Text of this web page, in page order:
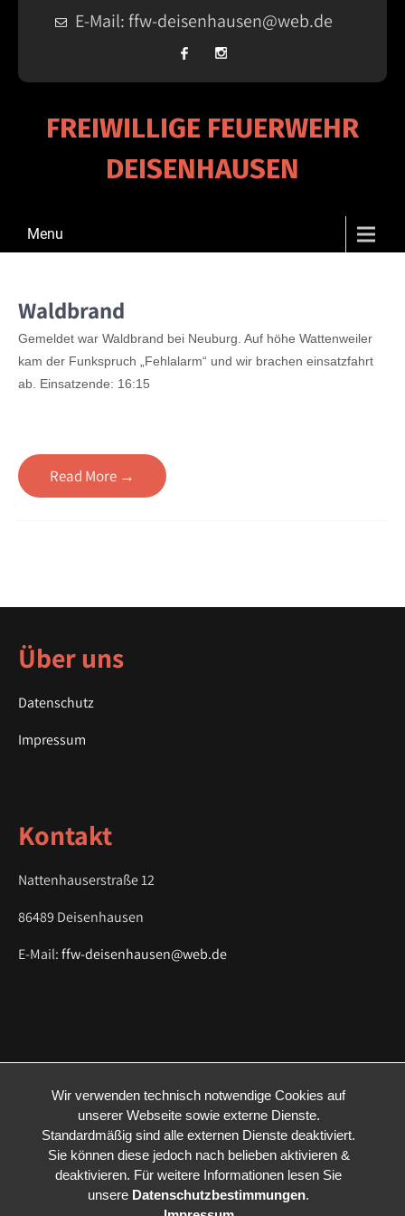
E-Mail: ffw-deisenhausen@web.de
FREIWILLIGE FEUERWEHR
DEISENHAUSEN
Menu
Waldbrand
Gemeldet war Waldbrand bei Neuburg. Auf höhe Wattenweiler
kam der Funkspruch „Fehlalarm“ und wir brachen einsatzfahrt
ab. Einsatzende: 16:15
Read More →
Über uns
Datenschutz
Impressum
Kontakt
Nattenhauserstraße 12
86489 Deisenhausen
E-Mail:ffw-deisenhausen@web.de
Wir verwenden technisch notwendige Cookies auf
unserer Webseite sowie externe Dienste.
Standardmäßig sind alle externen Dienste deaktiviert.
Sie können diese jedoch nach belieben aktivieren &
deaktivieren. Für weitere Informationen lesen Sie
unsere Datenschutzbestimmungen.